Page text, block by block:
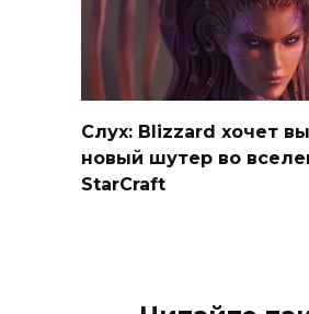
Слух: Blizzard хочет
новый шутер во
StarCraft